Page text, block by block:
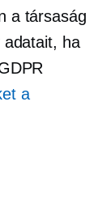
a társaság
adatait, ha
a